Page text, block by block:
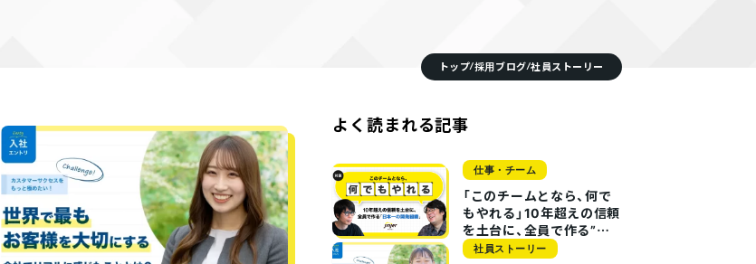
仕事・チーム
2025/09/02
＃新卒先輩座談会｜「ぶっちゃ
けどうなの？」25新卒の”今”に
迫ってみた
仕事・チーム
jinjerのVPoT×テックリード
が語る、“日本一”を目指す開発
基盤の裏側
カルチャー・働き方
VPoE山本と勤怠テックリード
坂﨑が語る！jinjer開発チーム
の「バクソク成長」と「共創文
化」の裏側
トップ/採用ブログ/社員ストーリー
よく読まれる記事
仕事・チーム
「このチームとなら、何で
もやれる」10年超えの信頼
を土台に、全員で作る”日
本一の開発組織”
社員ストーリー